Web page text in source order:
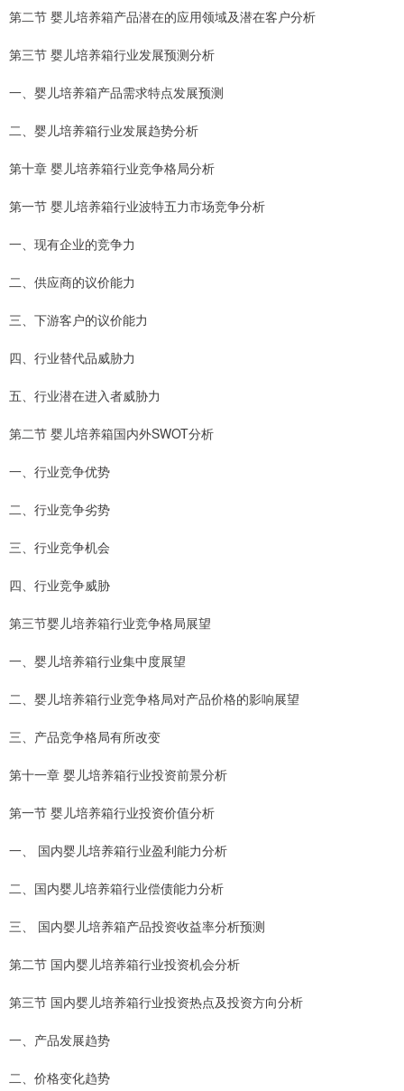
第二节 婴儿培养箱产品潜在的应用领域及潜在客户分析
第三节 婴儿培养箱行业发展预测分析
一、婴儿培养箱产品需求特点发展预测
二、婴儿培养箱行业发展趋势分析
第十章 婴儿培养箱行业竞争格局分析
第一节 婴儿培养箱行业波特五力市场竞争分析
一、现有企业的竞争力
二、供应商的议价能力
三、下游客户的议价能力
四、行业替代品威胁力
五、行业潜在进入者威胁力
第二节 婴儿培养箱国内外SWOT分析
一、行业竞争优势
二、行业竞争劣势
三、行业竞争机会
四、行业竞争威胁
第三节婴儿培养箱行业竞争格局展望
一、婴儿培养箱行业集中度展望
二、婴儿培养箱行业竞争格局对产品价格的影响展望
三、产品竞争格局有所改变
第十一章 婴儿培养箱行业投资前景分析
第一节 婴儿培养箱行业投资价值分析
一、 国内婴儿培养箱行业盈利能力分析
二、国内婴儿培养箱行业偿债能力分析
三、 国内婴儿培养箱产品投资收益率分析预测
第二节 国内婴儿培养箱行业投资机会分析
第三节 国内婴儿培养箱行业投资热点及投资方向分析
一、产品发展趋势
二、价格变化趋势